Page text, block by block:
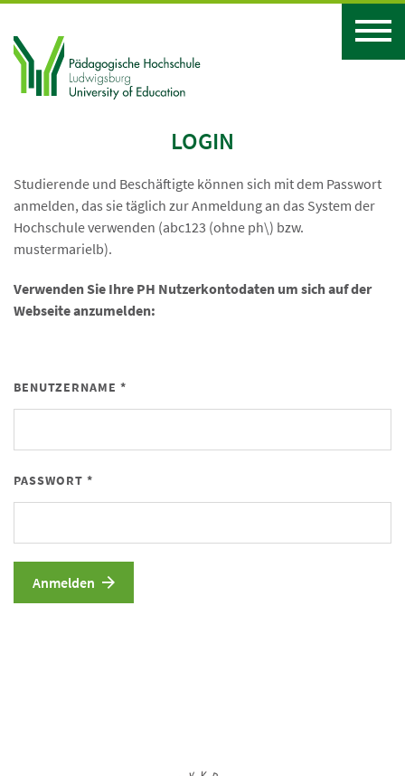
LOGIN
Studierende und Beschäftigte können sich mit dem Passwort
anmelden, das sie täglich zur Anmeldung an das System der
Hochschule verwenden (abc123 (ohne ph\) bzw.
mustermarielb).
Verwenden Sie Ihre PH Nutzerkontodaten um sich auf der
Webseite anzumelden:
BENUTZERNAME *
PASSWORT *
Anmelden